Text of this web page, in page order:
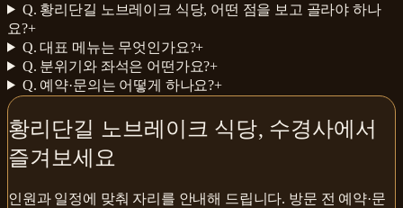
Q. 황리단길 노브레이크 식당, 어떤 점을 보고 골라야 하나
요?+
Q.대표 메뉴는 무엇인가요?+
Q. 분위기와 좌석은 어떤가요?+
Q. 예약·문의는 어떻게 하나요?+
황리단길 노브레이크 식당, 수경사에서
즐겨보세요
인원과 일정에 맞춰 자리를 안내해 드립니다. 방문 전 예약·문